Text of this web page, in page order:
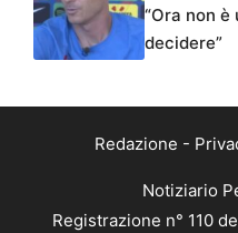
“Ora non
decidere”
Redazione -
Notiziario
Registrazione n° 110